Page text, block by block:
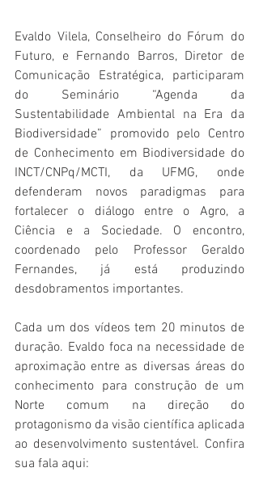
Evaldo Vilela, Conselheiro do Fórum do
Futuro, e Fernando Barros, Diretor de
Comunicação Estratégica, participaram
do Seminário “Agenda da
Sustentabilidade Ambiental na Era da
Biodiversidade” promovido pelo Centro
de Conhecimento em Biodiversidade do
INCT/CNPq/MCTI, da UFMG, onde
defenderam novos paradigmas para
fortalecer o diálogo entre o Agro, a
Ciência e a Sociedade. O encontro,
coordenado pelo Professor Geraldo
Fernandes, já está produzindo
desdobramentos importantes.
Cada um dos vídeos tem 20 minutos de
duração. Evaldo foca na necessidade de
aproximação entre as diversas áreas do
conhecimento para construção de um
Norte comum na direção do
protagonismo da visão científica aplicada
ao desenvolvimento sustentável. Confira
sua fala aqui: